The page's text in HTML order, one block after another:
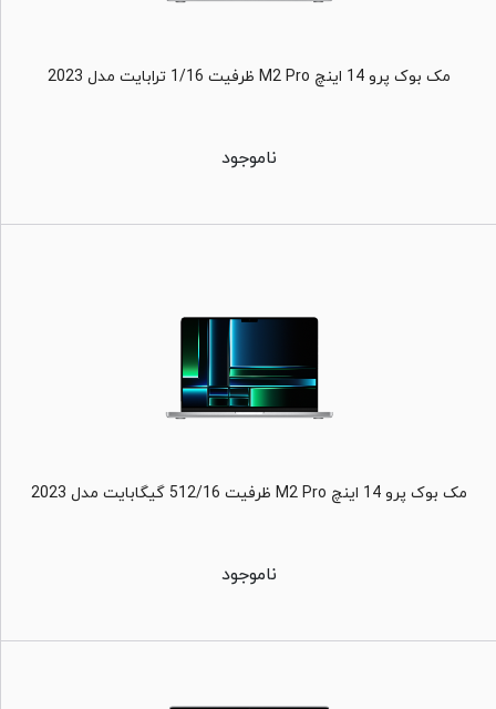
مک بوک پرو 14 اینچ M2 Pro ظرفیت 1/16 ترابایت مدل 2023
ناموجود
مک بوک پرو 14 اینچ M2 Pro ظرفیت 512/16 گیگابایت مدل 2023
ناموجود